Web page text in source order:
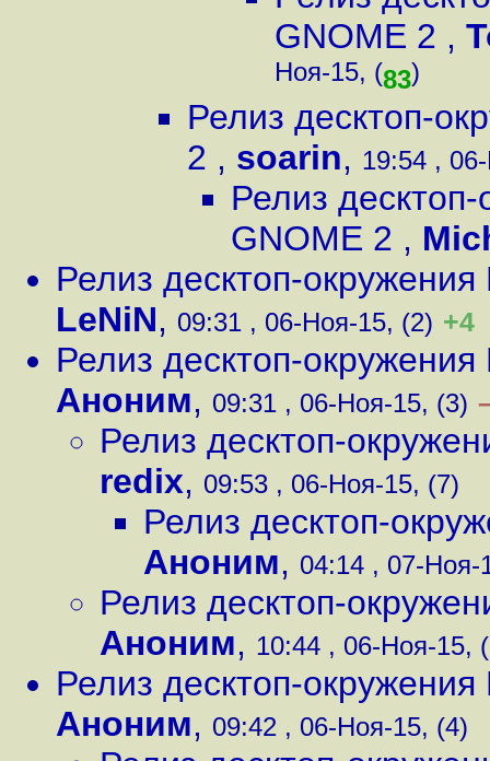
GNOME 2 ,
Ноя-15, (83)
Релиз десктоп-
2 , soarin, 19:54 ,
Релиз
GNOME 2 ,
Релиз десктоп-
LeNiN, 09:31 , 06-Ноя-15, (2) +4
Релиз десктоп-
Аноним, 09:31 , 06-Ноя-15, (3)
Релиз десктоп-
redix, 09:53 , 06-Ноя-15, (7)
Релиз десктоп-
Аноним, 04:14 , 07-Ноя-
Релиз десктоп-
Аноним, 10:44 , 06-Ноя-15,
Релиз десктоп-
Аноним, 09:42 , 06-Ноя-15, (4)